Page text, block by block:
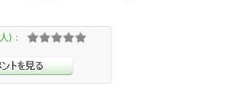
人)：